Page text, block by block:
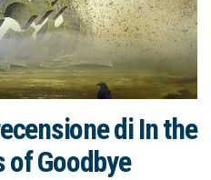
di In the
of Goodbye